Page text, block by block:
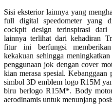
Sisi eksterior lainnya yang
full digital speedometer yang
cockpit design terinspirasi
lainnya terlihat dari kehadiran
fitur ini berfungsi
kekakuan sehingga
penggunaan jok dengan cover
kian merasa spesial. Kebanggaan
simbol 3D emblem logo R15M
biru berlogo R15M*. Body
aerodinamis untuk menunjang